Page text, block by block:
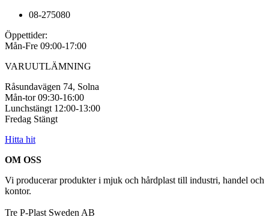
08-275080
Öppettider:
Mån-Fre 09:00-17:00
VARUUTLÄMNING
Råsundavägen 74, Solna
Mån-tor 09:30-16:00
Lunchstängt 12:00-13:00
Fredag Stängt
Hitta hit
OM OSS
Vi producerar produkter i mjuk och hårdplast till industri, handel och
kontor.
Tre P-Plast Sweden AB